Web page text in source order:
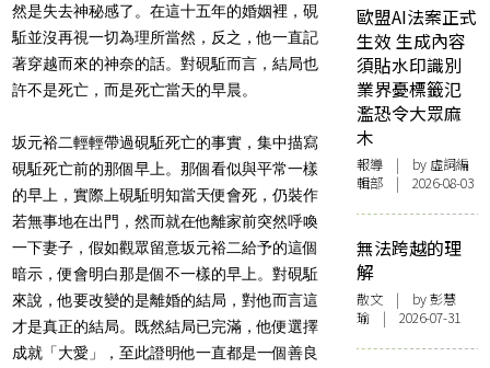
然是失去神秘感了。在這十五年的婚姻裡，硯
駈並沒再視一切為理所當然，反之，他一直記
著穿越而來的神奈的話。對硯駈而言，結局也
許不是死亡，而是死亡當天的早晨。
坂元裕二輕輕帶過硯駈死亡的事實，集中描寫
硯駈死亡前的那個早上。那個看似與平常一樣
的早上，實際上硯駈明知當天便會死，仍裝作
若無事地在出門，然而就在他離家前突然呼喚
一下妻子，假如觀眾留意坂元裕二給予的這個
暗示，便會明白那是個不一樣的早上。對硯駈
來說，他要改變的是離婚的結局，對他而言這
才是真正的結局。既然結局已完滿，他便選擇
成就「大愛」，至此證明他一直都是一個善良
歐盟AI法案正式
生效 生成內容
須貼水印識別
業界憂標籤氾
濫恐令大眾麻
木
報導 | by 虛詞編
輯部 | 2026-08-03
無法跨越的理
解
散文 | by 彭慧
瑜 | 2026-07-31